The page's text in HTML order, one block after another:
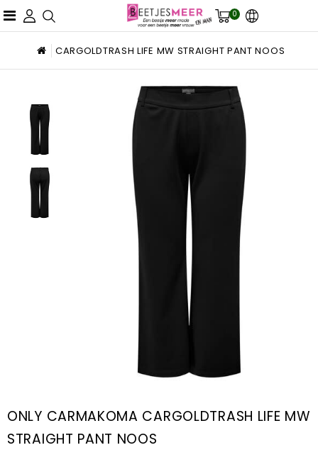
0
CARGOLDTRASH LIFE MW STRAIGHT PANT NOOS
ONLY CARMAKOMA CARGOLDTRASH LIFE MW
STRAIGHT PANT NOOS